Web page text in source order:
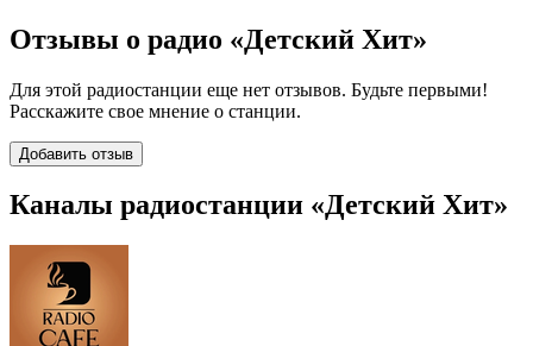
Отзывы о радио «Детский Хит»
Для этой радиостанции еще нет отзывов. Будьте первыми!
Расскажите свое мнение о станции.
Добавить отзыв
Каналы радиостанции «Детский Хит»